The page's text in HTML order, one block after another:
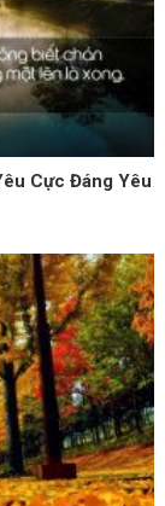
Cực Đáng Yêu